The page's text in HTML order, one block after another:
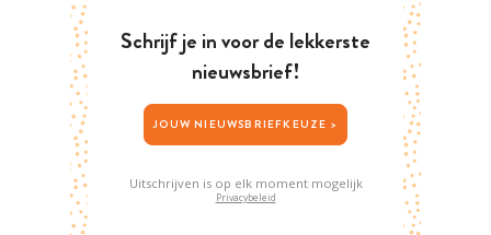
Schrijf je in voor de lekkerste
nieuwsbrief!
JOUW NIEUWSBRIEFKEUZE >
Uitschrijven is op elk moment mogelijk
Privacybeleid